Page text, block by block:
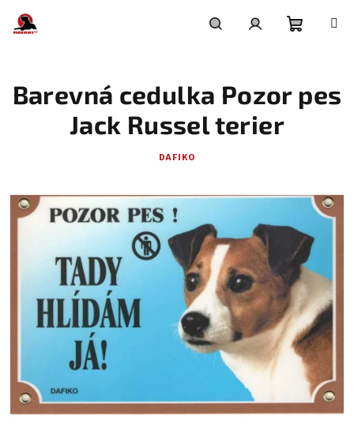
obsah
košík
Barevná cedulka Pozor pes
Jack Russel terier
DAFIKO